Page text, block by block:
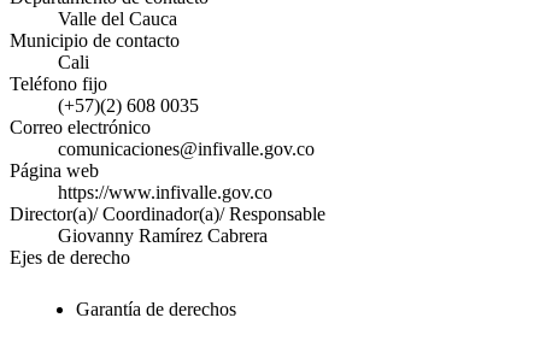
Valle del Cauca
Municipio de contacto
Cali
Teléfono fijo
(+57)(2) 608 0035
Correo electrónico
comunicaciones@infivalle.gov.co
Página web
https://www.infivalle.gov.co
Director(a)/ Coordinador(a)/ Responsable
Giovanny Ramírez Cabrera
Ejes de derecho
Garantía de derechos